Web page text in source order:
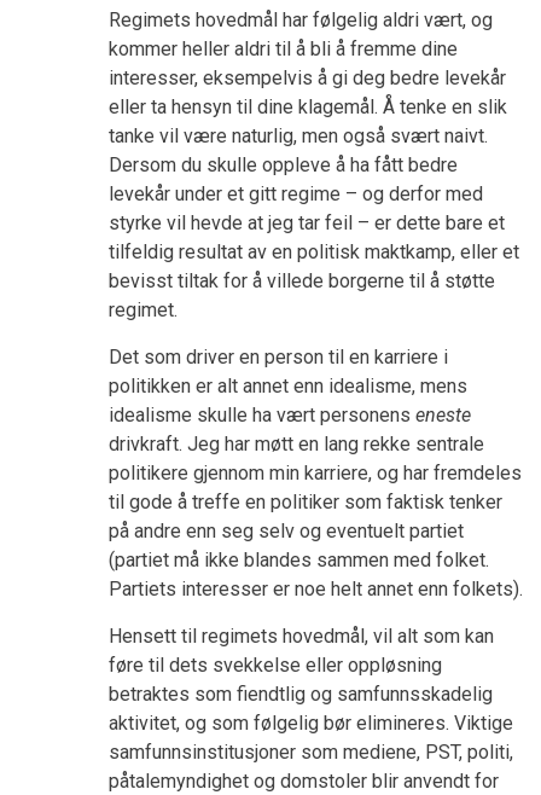
Regimets hovedmål har følgelig aldri vært, og
kommer heller aldri til å bli å fremme dine
interesser, eksempelvis å gi deg bedre levekår
eller ta hensyn til dine klagemål. Å tenke en slik
tanke vil være naturlig, men også svært naivt.
Dersom du skulle oppleve å ha fått bedre
levekår under et gitt regime – og derfor med
styrke vil hevde at jeg tar feil – er dette bare et
tilfeldig resultat av en politisk maktkamp, eller et
bevisst tiltak for å villede borgerne til å støtte
regimet.
Det som driver en person til en karriere i
politikken er alt annet enn idealisme, mens
idealisme skulle ha vært personens eneste
drivkraft. Jeg har møtt en lang rekke sentrale
politikere gjennom min karriere, og har fremdeles
til gode å treffe en politiker som faktisk tenker
på andre enn seg selv og eventuelt partiet
(partiet må ikke blandes sammen med folket.
Partiets interesser er noe helt annet enn folkets).
Hensett til regimets hovedmål, vil alt som kan
føre til dets svekkelse eller oppløsning
betraktes som fiendtlig og samfunnsskadelig
aktivitet, og som følgelig bør elimineres. Viktige
samfunnsinstitusjoner som mediene, PST, politi,
påtalemyndighet og domstoler blir anvendt for